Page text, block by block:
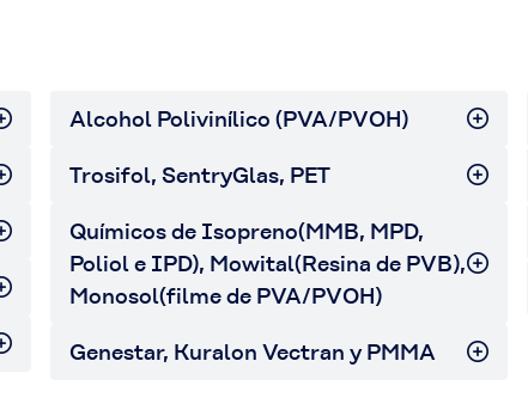
Alcohol Polivinílico (PVA/PVOH)
Trosifol, SentryGlas, PET
Químicos de Isopreno(MMB, MPD,
Poliol e IPD), Mowital(Resina de PVB),
Monosol(filme de PVA/PVOH)
Genestar, Kuralon Vectran y PMMA